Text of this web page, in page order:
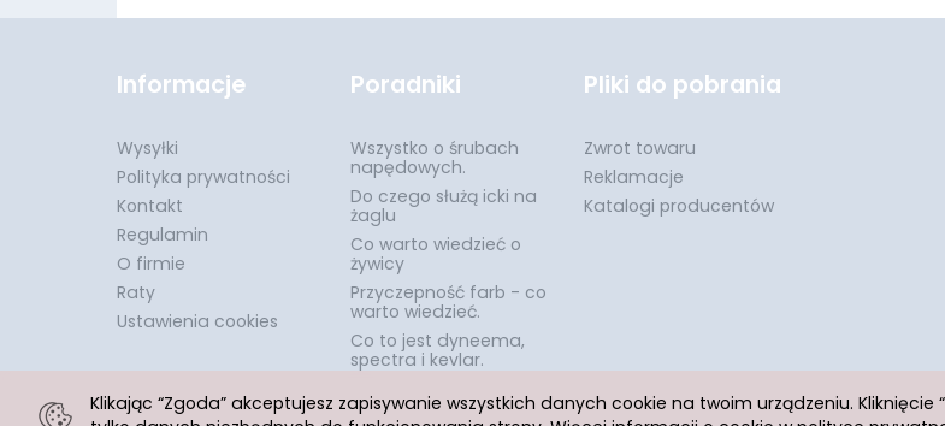
Informacje
Wysyłki
Polityka prywatności
Kontakt
Regulamin
O firmie
Raty
Ustawienia cookies
Poradniki
Wszystko o śrubach
napędowych.
Do czego służą icki na
żaglu
Co warto wiedzieć o
żywicy
Przyczepność farb - co
warto wiedzieć.
Co to jest dyneema,
spectra i kevlar.
Pliki do pobrania
Zwrot towaru
Reklamacje
Katalogi producentów
Klikając “Zgoda” akceptujesz zapisywanie wszystkich danych cookie na twoim urządzeniu. Kliknięcie